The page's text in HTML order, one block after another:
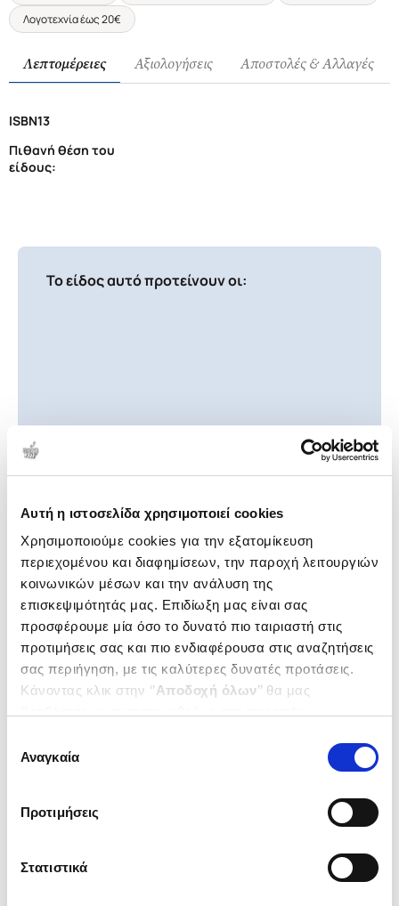
Αυτή η ιστοσελίδα χρησιμοποιεί cookies
Χρησιμοποιούμε cookies για την εξατομίκευση
περιεχομένου και διαφημίσεων, την παροχή λειτουργιών
κοινωνικών μέσων και την ανάλυση της
επισκεψιμότητάς μας. Επιδίωξη μας είναι σας
προσφέρουμε μία όσο το δυνατό πιο ταιριαστή στις
προτιμήσεις σας και πιο ενδιαφέρουσα στις αναζητήσεις
σας περιήγηση, με τις καλύτερες δυνατές προτάσεις.
Κάνοντας κλικ στην ‘’Αποδοχή όλων’’ θα μας
ενδιαφέρουν και να επιλέξετε από τα παρακάτω με την
΄΄και να ενημερωθείτε σχετικά με
συγκατάθεσης
Αναγκαία
Προτιμήσεις
Στατιστικά
Λογοτεχνία έως 20€
Λεπτομέρειες Αξιολογήσεις Αποστολές & Αλλαγές
ISBN13
Πιθανή θέση του
είδους:
Το είδος αυτό προτείνουν οι: